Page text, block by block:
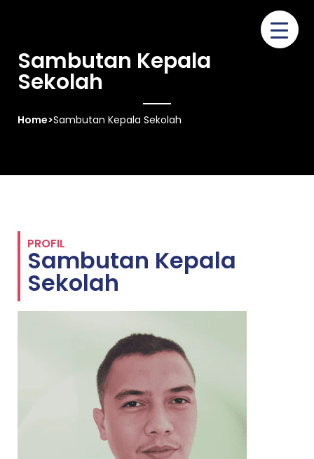
Sambutan Kepala
Sekolah
Home>Sambutan Kepala Sekolah
PROFIL
Sambutan Kepala
Sekolah